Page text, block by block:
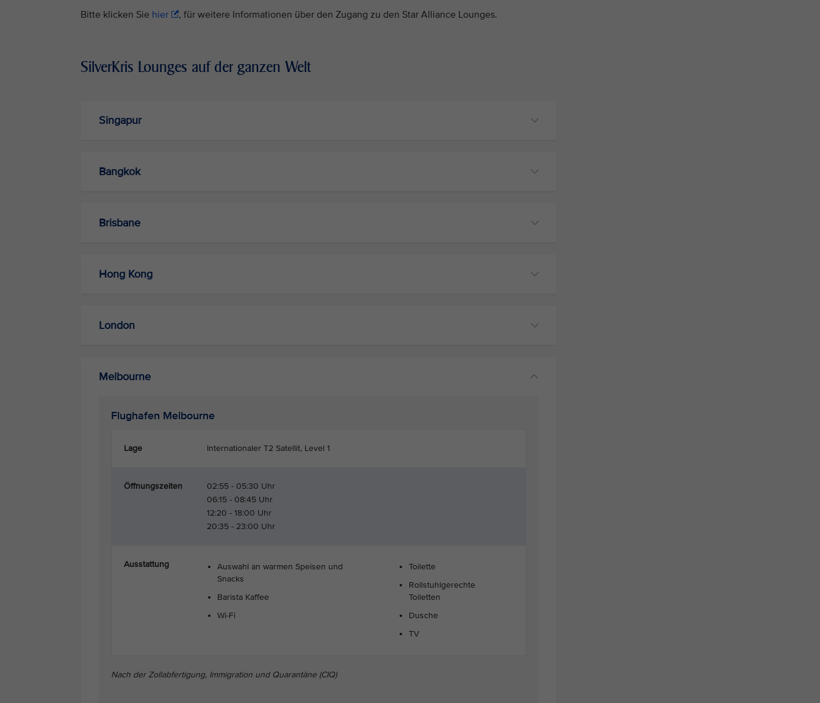
Bitte klicken Sie hier , für weitere Informationen über den Zugang zu den Star Alliance Lounges.
SilverKris Lounges auf der ganzen Welt
Singapur
Bangkok
Brisbane
Hong Kong
London
Melbourne
Flughafen Melbourne
Lage Internationaler T2 Satellit, Level 1
Öffnungszeiten
02:55 - 05:30 Uhr
06:15 - 08:45 Uhr
12:20 - 18:00 Uhr
20:35 - 23:00 Uhr
Ausstattung
Auswahl an warmen Speisen und
Snacks
Barista Kaffee
Wi-Fi
Toilette
Rollstuhlgerechte
Toiletten
Dusche
TV
Nach der Zollabfertigung, Immigration und Quarantäne (CIQ)